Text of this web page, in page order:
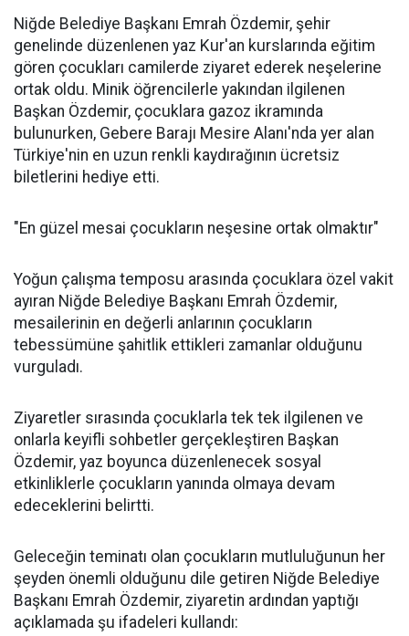
Niğde Belediye Başkanı Emrah Özdemir, şehir
genelinde düzenlenen yaz Kur'an kurslarında eğitim
gören çocukları camilerde ziyaret ederek neşelerine
ortak oldu. Minik öğrencilerle yakından ilgilenen
Başkan Özdemir, çocuklara gazoz ikramında
bulunurken, Gebere Barajı Mesire Alanı'nda yer alan
Türkiye'nin en uzun renkli kaydırağının ücretsiz
biletlerini hediye etti.
"En güzel mesai çocukların neşesine ortak olmaktır"
Yoğun çalışma temposu arasında çocuklara özel vakit
ayıran Niğde Belediye Başkanı Emrah Özdemir,
mesailerinin en değerli anlarının çocukların
tebessümüne şahitlik ettikleri zamanlar olduğunu
vurguladı.
Ziyaretler sırasında çocuklarla tek tek ilgilenen ve
onlarla keyifli sohbetler gerçekleştiren Başkan
Özdemir, yaz boyunca düzenlenecek sosyal
etkinliklerle çocukların yanında olmaya devam
edeceklerini belirtti.
Geleceğin teminatı olan çocukların mutluluğunun her
şeyden önemli olduğunu dile getiren Niğde Belediye
Başkanı Emrah Özdemir, ziyaretin ardından yaptığı
açıklamada şu ifadeleri kullandı: